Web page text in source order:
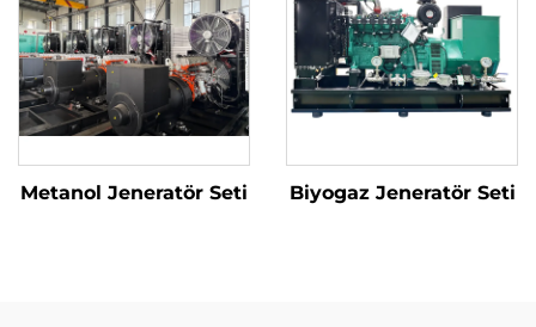
Metanol Jeneratör Seti Biyogaz Jeneratör Seti